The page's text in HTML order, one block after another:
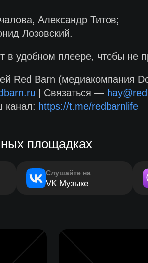
Александр Титов;
Лозовский.
в удобном плеере, чтобы не
Red Barn (медиакомпания
| Связаться —
канал: https://t.me/redbarnlife
площадках
Слушайте на
VK Музыке